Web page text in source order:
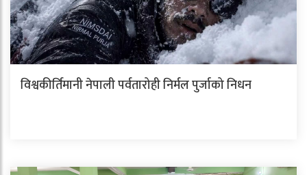
विश्वकीर्तिमानी नेपाली पर्वतारोही निर्मल पुर्जाको निधन